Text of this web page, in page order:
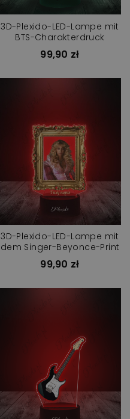
3D-Plexido-LED-Lampe mit
BTS-Charakterdruck
99,90 zł
3D-Plexido-LED-Lampe mit
dem Singer-Beyonce-Print
99,90 zł